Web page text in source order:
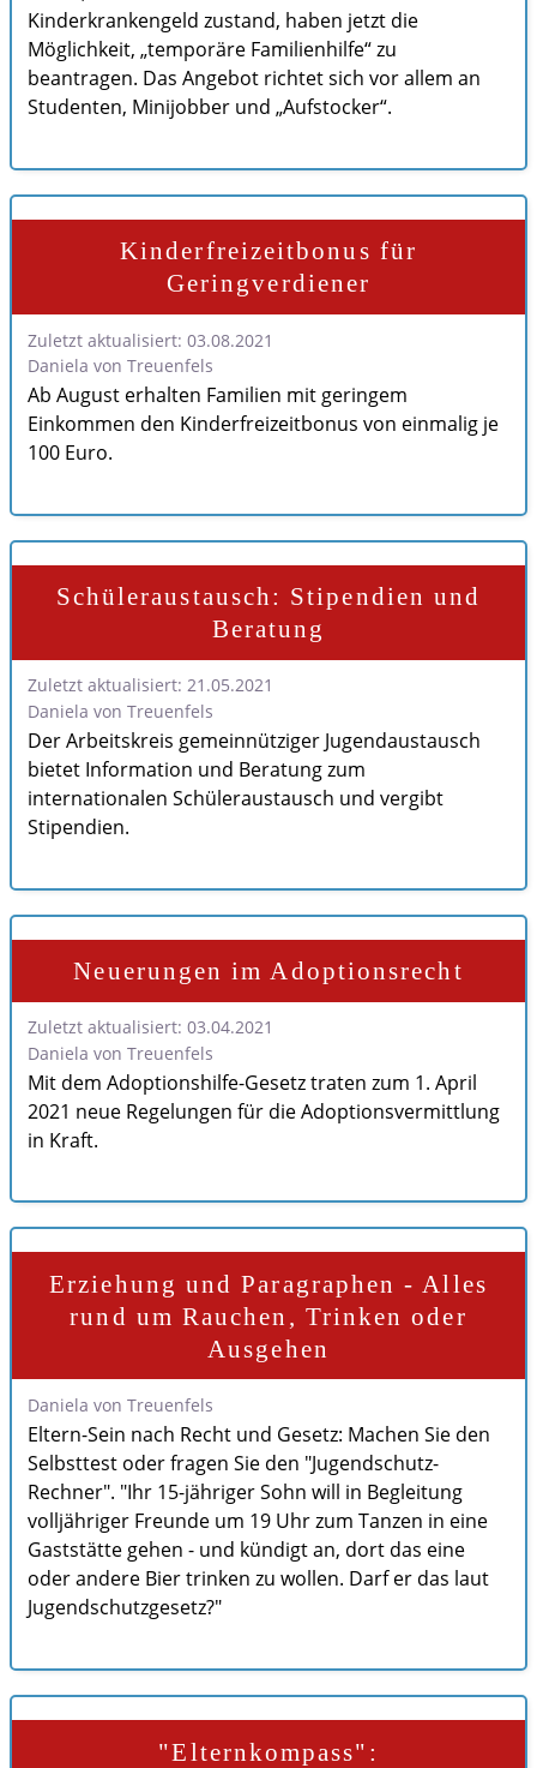
Kinderkrankengeld zustand, haben jetzt die
Möglichkeit, „temporäre Familienhilfe“ zu
beantragen. Das Angebot richtet sich vor allem an
Studenten, Minijobber und „Aufstocker“.
Kinderfreizeitbonus für
Geringverdiener
Zuletzt aktualisiert: 03.08.2021
Daniela von Treuenfels
Ab August erhalten Familien mit geringem
Einkommen den Kinderfreizeitbonus von einmalig je
100 Euro.
Schüleraustausch: Stipendien und
Beratung
Zuletzt aktualisiert: 21.05.2021
Daniela von Treuenfels
Der Arbeitskreis gemeinnütziger Jugendaustausch
bietet Information und Beratung zum
internationalen Schüleraustausch und vergibt
Stipendien.
Neuerungen im Adoptionsrecht
Zuletzt aktualisiert: 03.04.2021
Daniela von Treuenfels
Mit dem Adoptionshilfe-Gesetz traten zum 1. April
2021 neue Regelungen für die Adoptionsvermittlung
in Kraft.
Erziehung und Paragraphen - Alles
rund um Rauchen, Trinken oder
Ausgehen
Daniela von Treuenfels
Eltern-Sein nach Recht und Gesetz: Machen Sie den
Selbsttest oder fragen Sie den "Jugendschutz-
Rechner". "Ihr 15-jähriger Sohn will in Begleitung
volljähriger Freunde um 19 Uhr zum Tanzen in eine
Gaststätte gehen - und kündigt an, dort das eine
oder andere Bier trinken zu wollen. Darf er das laut
Jugendschutzgesetz?"
"Elternkompass":